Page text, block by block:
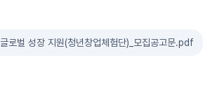
로벌 성장 지원(청년창업체험단)_모집공고문.pdf